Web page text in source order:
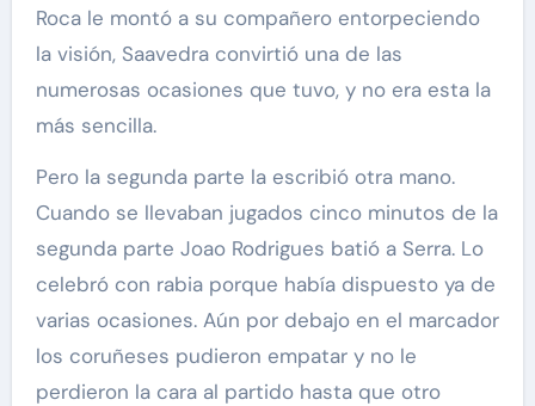
Roca le montó a su compañero entorpeciendo
la visión, Saavedra convirtió una de las
numerosas ocasiones que tuvo, y no era esta la
más sencilla.
Pero la segunda parte la escribió otra mano.
Cuando se llevaban jugados cinco minutos de la
segunda parte Joao Rodrigues batió a Serra. Lo
celebró con rabia porque había dispuesto ya de
varias ocasiones. Aún por debajo en el marcador
los coruñeses pudieron empatar y no le
perdieron la cara al partido hasta que otro